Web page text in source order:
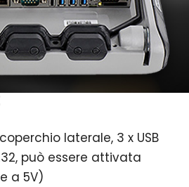
coperchio laterale, 3 x USB
può essere attivata
a 5V)